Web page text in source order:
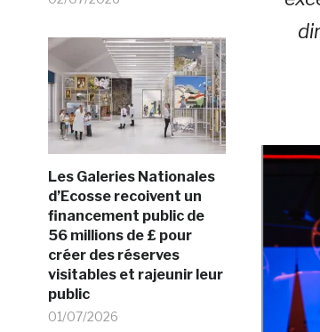
Les Galeries Nationales
d’Ecosse recoivent un
financement public de
56 millions de £ pour
créer des réserves
visitables et rajeunir leur
public
01/07/2026